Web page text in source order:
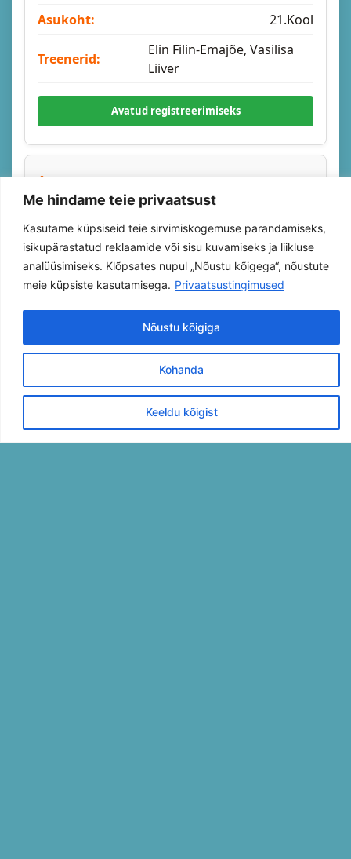
Me hindame teie privaatsust
Kasutame küpsiseid teie sirvimiskogemuse parandamiseks,
isikupärastatud reklaamide või sisu kuvamiseks ja liikluse
analüüsimiseks. Klõpsates nupul „Nõustu kõigega“, nõustute
meie küpsiste kasutamisega. Privaatsustingimused
Kohanda
Keeldu kõigist
Nõustu kõigiga
21.Kool
Elin Filin-Emajõe, Vasilisa
Liiver
Avatud registreerimiseks
21.Kool
Vasilisa Liiver
Avatud registreerimiseks
NÄITA KÕIKI